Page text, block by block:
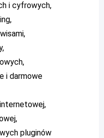
i cyfrowych,
i darmowe
pluginów